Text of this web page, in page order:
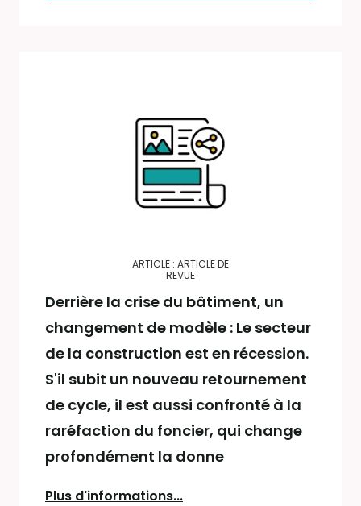
ARTICLE : ARTICLE DE
REVUE
Derrière la crise du bâtiment, un
changement de modèle : Le secteur
de la construction est en récession.
S'il subit un nouveau retournement
de cycle, il est aussi confronté à la
raréfaction du foncier, qui change
profondément la donne
Plus d'informations...